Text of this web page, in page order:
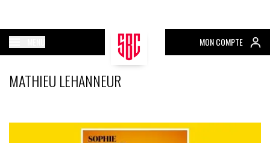
MON COMPTE
MATHIEU LEHANNEUR